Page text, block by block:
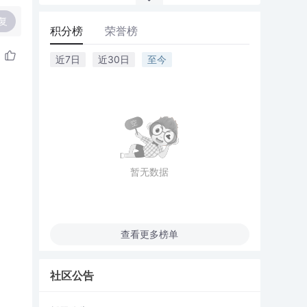
积分榜 荣誉榜
近7日 近30日 至今
暂无数据
查看更多榜单
社区公告